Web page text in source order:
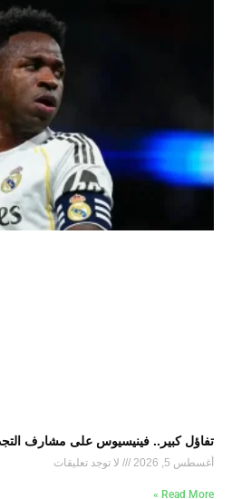
تفاؤل كبير.. فينيسيوس على مشارف
أغسطس 5, 2026 لا توجد تعليقات
Read More »